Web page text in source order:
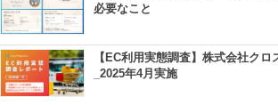
必要なこと
【EC利用実態調査】株式会社ク
_2025年4月実施